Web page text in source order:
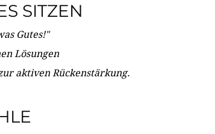
SITZEN
Gutes!"
Lösungen
aktiven Rückenstärkung.